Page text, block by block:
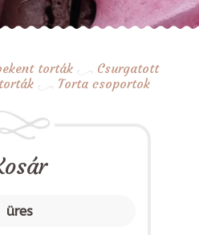
torták
Csurgatott
Torta csoportok
üres